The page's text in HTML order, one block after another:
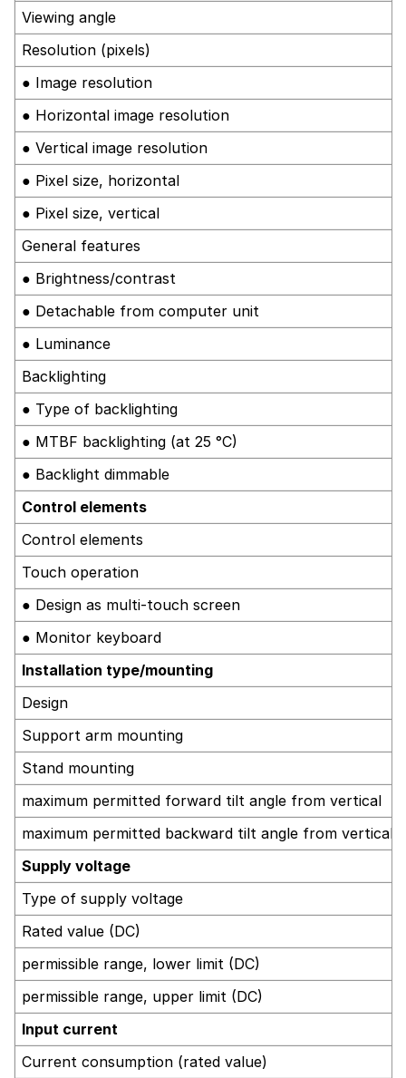
Viewing angle
Resolution (pixels)
● Image resolution
● Horizontal image resolution
● Vertical image resolution
● Pixel size, horizontal
● Pixel size, vertical
General features
● Brightness/contrast
● Detachable from computer unit
● Luminance
Backlighting
● Type of backlighting
● MTBF backlighting (at 25 °C)
● Backlight dimmable
Control elements
Control elements
Touch operation
● Design as multi-touch screen
● Monitor keyboard
Installation type/mounting
Design
Support arm mounting
Stand mounting
maximum permitted forward tilt angle from vertical
maximum permitted backward tilt angle from vertical
Supply voltage
Type of supply voltage
Rated value (DC)
permissible range, lower limit (DC)
permissible range, upper limit (DC)
Input current
Current consumption (rated value)